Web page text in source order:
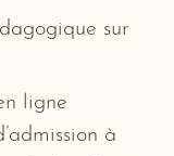
sur
ligne
à